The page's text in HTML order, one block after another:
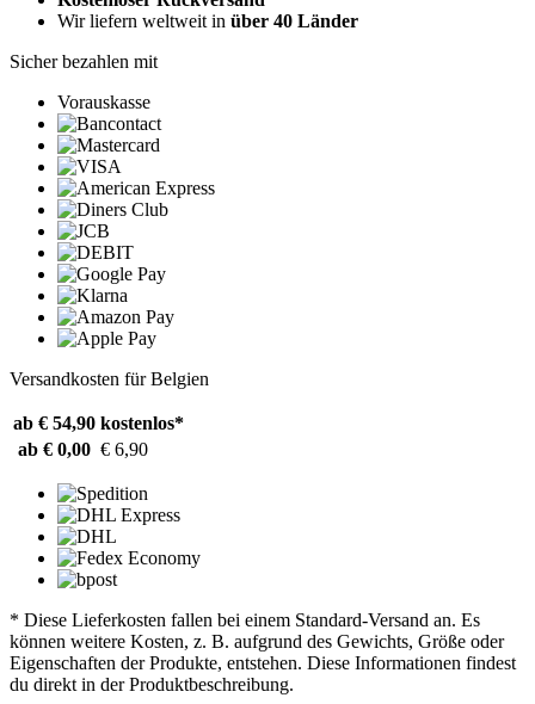
Wir liefern weltweit in über 40 Länder
Sicher bezahlen mit
Vorauskasse
Versandkosten für Belgien
ab € 54,90 kostenlos*
ab € 0,00 € 6,90
* Diese Lieferkosten fallen bei einem Standard-Versand an. Es
können weitere Kosten, z. B. aufgrund des Gewichts, Größe oder
Eigenschaften der Produkte, entstehen. Diese Informationen findest
du direkt in der Produktbeschreibung.